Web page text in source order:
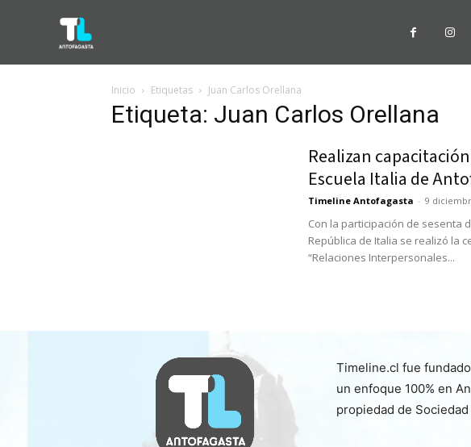
Inicio Etiquetas Juan Carlos Orellana
Etiqueta: Juan Carlos Orellana
Realizan
Escuela Italia de
Timeline Antofagasta - 9
Con la participación de sesenta
República de Italia se realizó la
“Relaciones Interpersonales...
Timeline.cl fue
un enfoque 100% en
propiedad de